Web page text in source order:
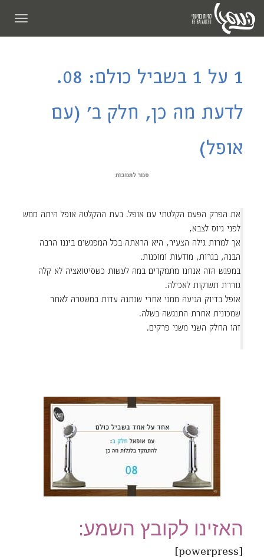
1 על 1 בשביל כולם: 08.
לדעת מה כן, חלק ב' (עם
אופל)
סגור לתגובות
את הפרק הפעם הקלטתי עם אופל. בעת ההקלטה אופל היתה ממש
לפני גיוס לצבא,
אך למרות גילה הצעיר, היא הראתה בכל המפגשים ביננו הרבה
הבנה, בגרות, מודעות ומוכנות.
במפגש הזה אנחנו מתמקדים במה לעשות כשסיטואציה לא קלה
גוררת תשוקות לאכילה.
אופל בדיוק הגיעה ממני אחרי שנתנה עדות במשטרה לאחר
שמכונית אחרת התנגשה בשלה.
זהו החלק השני משני פרקים.
האזינו לקובץ השמע:
[powerpress]